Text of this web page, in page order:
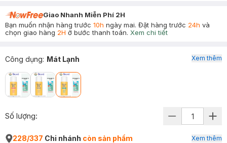
Giao Nhanh Miễn Phí 2H
Bạn muốn nhận hàng trước 10h ngày mai. Đặt hàng trước 24h và
chọn giao hàng 2H ở bước thanh toán. Xem chi tiết
Công dụng: Mát Lạnh Xem thêm
Số lượng:
228/337 Chi nhánh còn sản phẩm Xem thêm